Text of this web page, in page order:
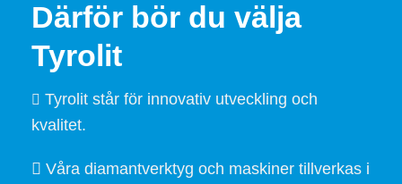
Därför bör du välja
Tyrolit
Tyrolit står för innovativ utveckling och
kvalitet.
Våra diamantverktyg och maskiner tillverkas i